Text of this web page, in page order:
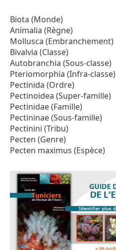
Biota (Monde)
Animalia (Règne)
Mollusca (Embranchement)
Bivalvia (Classe)
Autobranchia (Sous-classe)
Pteriomorphia (Infra-classe)
Pectinida (Ordre)
Pectinoidea (Super-famille)
Pectinidae (Famille)
Pectininae (Sous-famille)
Pectinini (Tribu)
Pecten (Genre)
Pecten maximus (Espèce)